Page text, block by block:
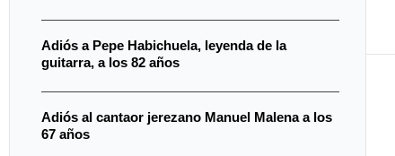
Adiós a Pepe Habichuela, leyenda de la
guitarra, a los 82 años
Adiós al cantaor jerezano Manuel Malena a los
67 años